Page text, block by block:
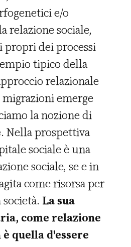
e/o
relazione sociale,
dei processi
tipico della
relazionale
emerge
la nozione di
. Nella prospettiva
sociale è una
sociale, se e in
come risorsa per
La sua
come relazione
è quella d'essere